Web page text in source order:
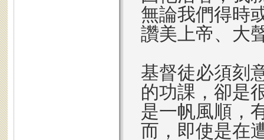
無論我們得時
讚美上帝、大
基督徒必須刻
的功課，卻是
是一帆風順，
而，即使是在